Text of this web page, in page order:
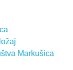
Markušica